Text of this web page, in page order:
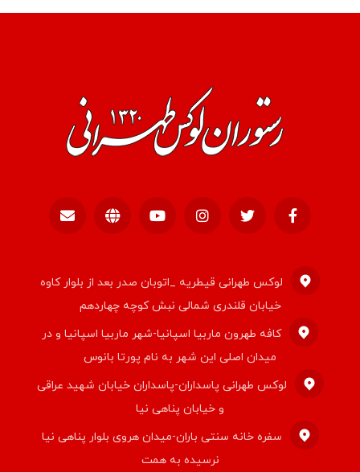
لوکس طهرانی قیطریه _اتوبان صدر بعد از بلوار کاوه
خیابان قلندری شمالی نبش کوچه چهاردهم
کافه طهرون ماربیا اسپانیا-شهر ماربیا اسپانیا و در
میدان اصلی این شهر به نام پورتا بانوس
لوکس طهرانی پاسداران-پاسداران خیابان شهید عراقی
و خیابان پناهی نیا
سفره خانه سنتی باران-میدان هروی بلوار پناهی نیا
نرسیده به همت